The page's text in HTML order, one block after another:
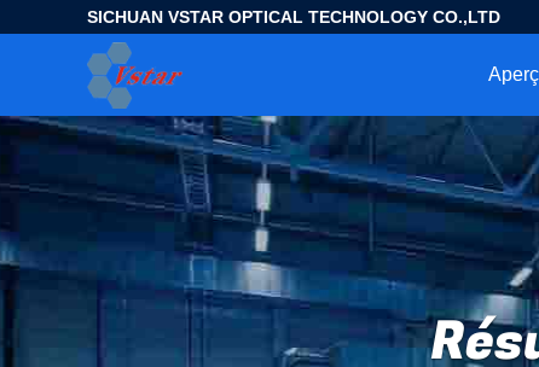
SICHUAN VSTAR OPTICAL TECHNOLOGY CO.,LTD